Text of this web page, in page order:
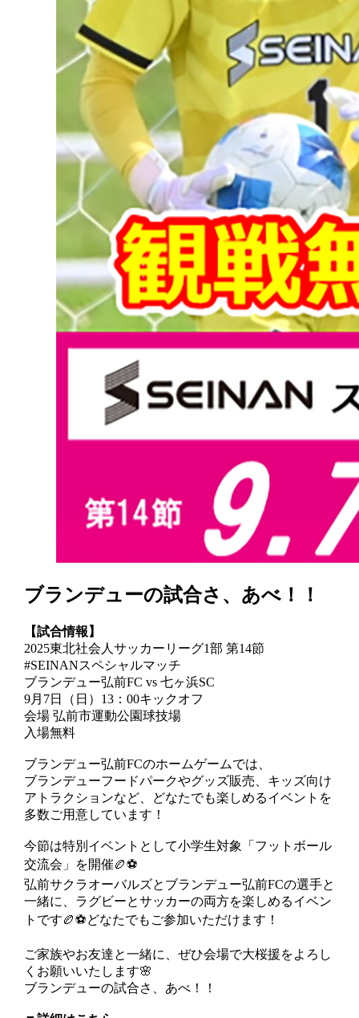
ブランデューの試合さ、あべ！！
【試合情報】
2025東北社会人サッカーリーグ1部 第14節
#SEINANスペシャルマッチ
ブランデュー弘前FC vs 七ヶ浜SC
9月7日（日）13：00キックオフ
会場 弘前市運動公園球技場
入場無料
ブランデュー弘前FCのホームゲームでは、
ブランデューフードパークやグッズ販売、キッズ向け
アトラクションなど、どなたでも楽しめるイベントを
多数ご用意しています！
今節は特別イベントとして小学生対象「フットボール
交流会」を開催🏉⚽
弘前サクラオーバルズとブランデュー弘前FCの選手と
一緒に、ラグビーとサッカーの両方を楽しめるイベン
トです🏉⚽どなたでもご参加いただけます！
ご家族やお友達と一緒に、ぜひ会場で大桜援をよろし
くお願いいたします🌸
ブランデューの試合さ、あべ！！